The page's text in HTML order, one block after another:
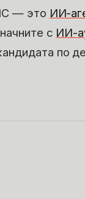
— это ИИ-
с ИИ-
по